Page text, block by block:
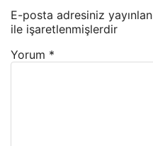
E-posta adresiniz
ile işaretlenmişlerdir
Yorum *